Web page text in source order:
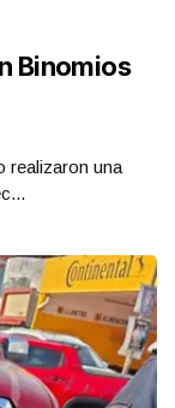
Binomios
realizaron una